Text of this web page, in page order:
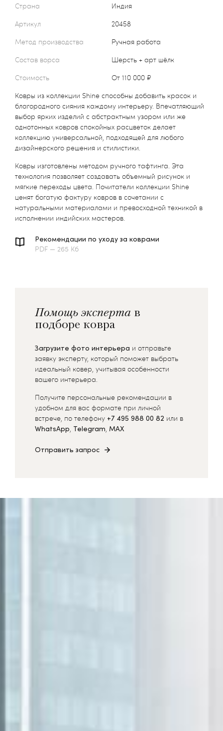
Страна
Индия
Артикул
20458
Метод производства
Ручная работа
Состав ворса
шерсть + арт шёлк
Стоимость
от 110 000 ₽
Ковры из коллекции Shine способны добавить красок и
благородного сияния каждому интерьеру. Впечатляющий
выбор ярких изделий с абстрактным узором или же
однотонных ковров спокойных расцветок делает
коллекцию универсальной, подходящей для любого
дизайнерского решения и стилистики.
Ковры изготовлены методом ручного тафтинга. Эта
технология позволяет создавать объемный рисунок и
мягкие переходы цвета. Почитатели коллекции Shine
ценят богатую фактуру ковров в сочетании с
натуральными материалами и превосходной техникой в
исполнении индийских мастеров.
Рекомендации по уходу за коврами
PDF — 265 Кб
Помощь эксперта в
подборе ковра
Загрузите фото интерьера и отправьте
заявку эксперту, который поможет выбрать
идеальный ковер, учитывая особенности
вашего интерьера.
Получите персональные рекомендации в
удобном для вас формате при личной
встрече, по телефону +7 495 988 00 82 или в
WhatsApp, Telegram, MAX
Отправить запрос